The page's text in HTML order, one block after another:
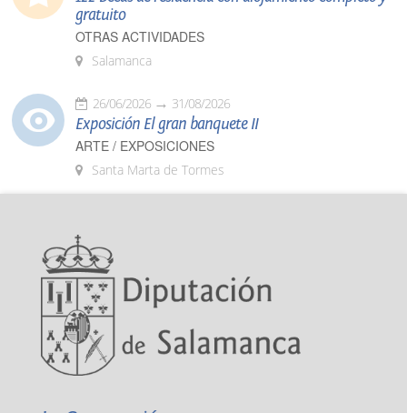
gratuito
OTRAS ACTIVIDADES
Salamanca
26/06/2026 31/08/2026
Exposición El gran banquete II
ARTE / EXPOSICIONES
Santa Marta de Tormes